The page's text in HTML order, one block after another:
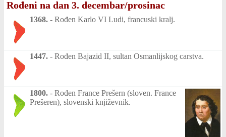
Rođeni na dan 3. decembar/prosinac
1368. - Rođen Karlo VI Ludi, francuski kralj.
1447. - Rođen Bajazid II, sultan Osmanlijskog carstva.
1800. - Rođen France Prešern (sloven. France
Prešeren), slovenski književnik.